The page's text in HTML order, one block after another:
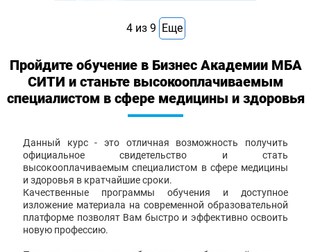
4из 9 Еще
Пройдите обучение в Бизнес Академии МБА
СИТИ и станьте высокооплачиваемым
специалистом в сфере медицины и здоровья
Данный курс - это отличная возможность получить
официальное свидетельство и стать
высокооплачиваемым специалистом в сфере медицины
и здоровья в кратчайшие сроки.
Качественные программы обучения и доступное
изложение материала на современной образовательной
платформе позволят Вам быстро и эффективно освоить
новую профессию.